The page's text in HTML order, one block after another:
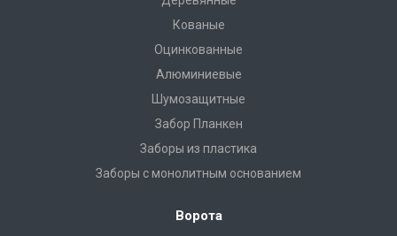
Кованые
Оцинкованные
Алюминиевые
Шумозащитные
Забор Планкен
Заборы из пластика
Заборы с монолитным основанием
Ворота